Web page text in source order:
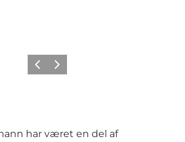
ForrigeNæste
har været en del af